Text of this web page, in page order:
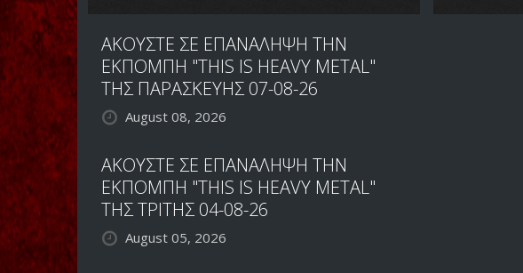
ΑΚΟΥΣΤΕ ΣΕ ΕΠΑΝΑΛΗΨΗ ΤΗΝ
ΕΚΠΟΜΠΗ "THIS IS HEAVY METAL"
ΤΗΣ ΠΑΡΑΣΚΕΥΗΣ 07-08-26
August 08, 2026
ΑΚΟΥΣΤΕ ΣΕ ΕΠΑΝΑΛΗΨΗ ΤΗΝ
ΕΚΠΟΜΠΗ "THIS IS HEAVY METAL"
ΤΗΣ ΤΡΙΤΗΣ 04-08-26
August 05, 2026